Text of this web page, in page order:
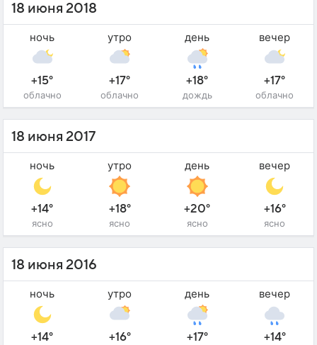
18 июня 2018
ночь
+15°
облачно
утро
+17°
облачно
день
+18°
дождь
вечер
+17°
облачно
18 июня 2017
ночь
+14°
ясно
утро
+18°
ясно
день
+20°
ясно
вечер
+16°
ясно
18 июня 2016
ночь
+14°
утро
+16°
день
+17°
вечер
+14°